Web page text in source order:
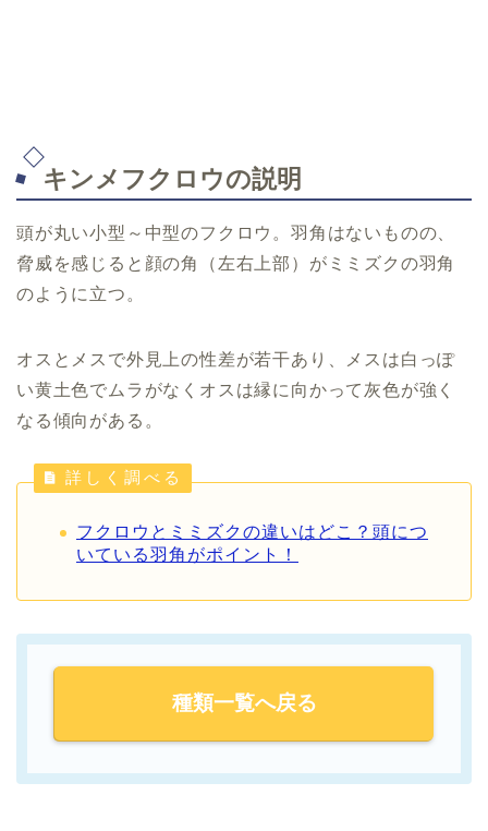
キンメフクロウの説明
頭が丸い小型～中型のフクロウ。羽角はないものの、
脅威を感じると顔の角（左右上部）がミミズクの羽角
のように立つ。
オスとメスで外見上の性差が若干あり、メスは白っぽ
い黄土色でムラがなくオスは縁に向かって灰色が強く
なる傾向がある。
詳しく調べる
フクロウとミミズクの違いはどこ？頭につ
いている羽角がポイント！
種類一覧へ戻る